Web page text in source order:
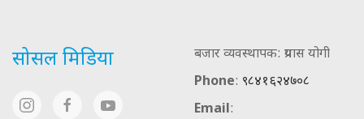
सोसल मिडिया
बजार व्यवस्थापक: प्रयास योगी
Phone: ९८४१६२४७०८
Email: